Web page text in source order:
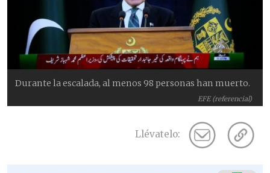
EFE (referencial)
Durante la escalada, al menos 98 personas han muerto.
Llévatelo: